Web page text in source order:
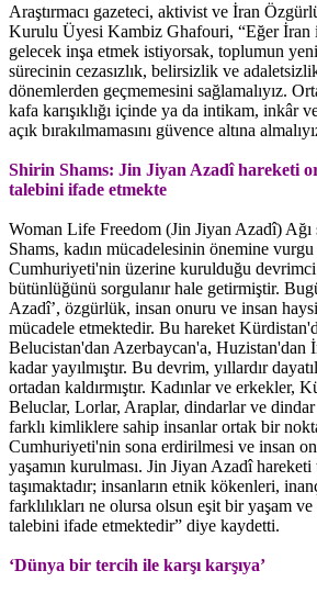
Araştırmacı gazeteci, aktivist ve İran
Kurulu Üyesi Kambiz Ghafouri, “Eğer İran
gelecek inşa etmek istiyorsak, toplumun
sürecinin cezasızlık, belirsizlik ve
dönemlerden geçmemesini sağlamalıyız.
kafa karışıklığı içinde ya da intikam, inkâr
açık bırakılmamasını güvence altına
Shirin Shams: Jin Jiyan Azadî hareketi
talebini ifade etmekte
Woman Life Freedom (Jin Jiyan Azadî)
Shams, kadın mücadelesinin önemine
Cumhuriyeti'nin üzerine kurulduğu
bütünlüğünü sorgulanır hale getirmiştir.
Azadî’, özgürlük, insan onuru ve insan
mücadele etmektedir. Bu hareket
Belucistan'dan Azerbaycan'a, Huzistan'dan
kadar yayılmıştır. Bu devrim, yıllardır
ortadan kaldırmıştır. Kadınlar ve erkekler,
Beluclar, Lorlar, Araplar, dindarlar ve dindar
farklı kimliklere sahip insanlar ortak bir
Cumhuriyeti'nin sona erdirilmesi ve insan
yaşamın kurulması. Jin Jiyan Azadî hareketi
taşımaktadır; insanların etnik kökenleri,
farklılıkları ne olursa olsun eşit bir yaşam
talebini ifade etmektedir” diye kaydetti.
‘Dünya bir tercih ile karşı karşıya’